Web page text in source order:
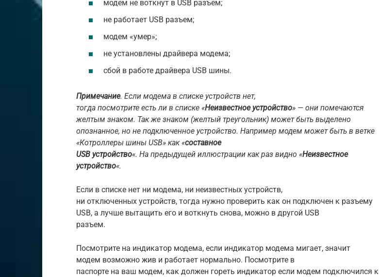
модем не воткнут в USB разъем;
не работает USB разъем;
модем «умер»;
не установлены драйвера модема;
сбой в работе драйвера USB шины.
Примечание. Если модема в списке устройств нет,
тогда посмотрите есть ли в списке «Неизвестное устройство» — они помечаются
желтым знаком. Так же знаком (желтый треугольник) может быть выделено
опознанное, но не подключенное устройство. Например модем может быть в ветке
«Котроллеры шины USB» как «составное
USB устройство«. На предыдущей иллюстрации как раз видно «Неизвестное
устройство«.
Если в списке нет ни модема, ни неизвестных устройств,
ни отключенных устройств, тогда нужно проверить как он подключен к разъему
USB, а лучше вытащить его и воткнуть снова, можно в другой USB
разъем.
Посмотрите на индикатор модема, если индикатор модема мигает, значит
модем возможно жив и работает нормально. Посмотрите в
паспорте на ваш модем, как должен гореть индикатор если модем подключился к